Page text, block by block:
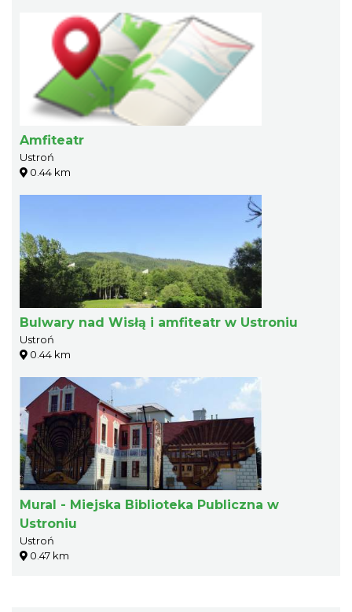
Amfiteatr
Ustroń
0.44 km
Bulwary nad Wisłą i amfiteatr w Ustroniu
Ustroń
0.44 km
Mural - Miejska Biblioteka Publiczna w
Ustroniu
Ustroń
0.47 km